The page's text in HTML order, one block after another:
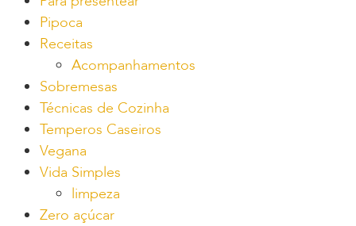
Pipoca
Receitas
Acompanhamentos
Sobremesas
Técnicas de Cozinha
Temperos Caseiros
Vegana
Vida Simples
limpeza
Zero açúcar